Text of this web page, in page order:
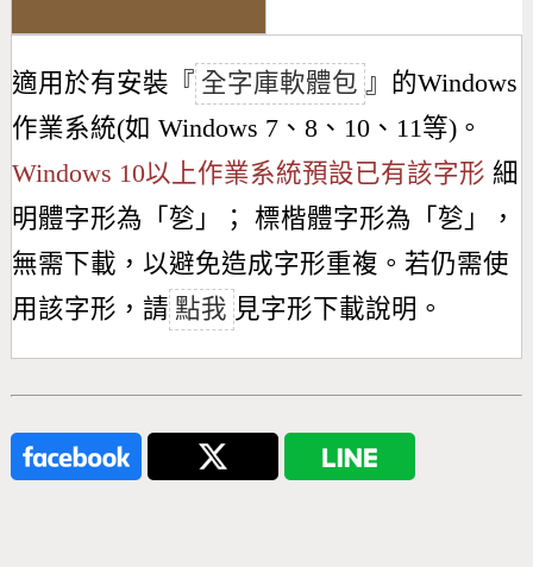
適用於有安裝『 全字庫軟體包 』的Windows
作業系統(如 Windows 7、8、10、11等)。
Windows 10以上作業系統預設已有該字形 細
明體字形為「 乻 」； 標楷體字形為「 乻 」，
無需下載，以避免造成字形重複。若仍需使
用該字形，請 點我 見字形下載說明。